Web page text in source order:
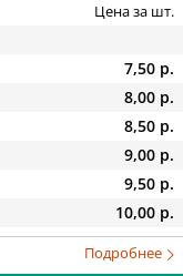
Цена за шт.
7,50 р.
8,00 р.
8,50 р.
9,00 р.
9,50 р.
10,00 р.
Подробнее